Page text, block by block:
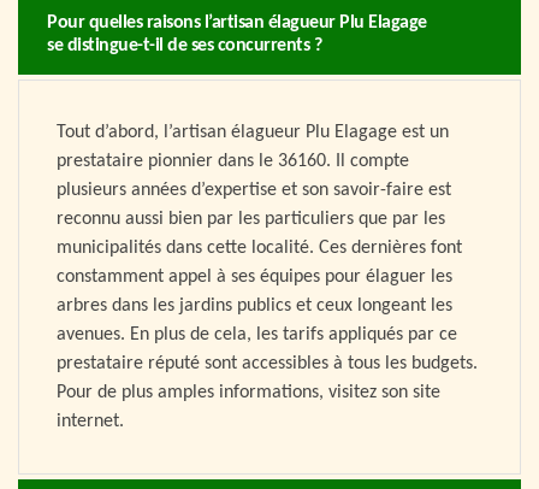
Pour quelles raisons l’artisan élagueur Plu Elagage
se distingue-t-il de ses concurrents ?
Tout d’abord, l’artisan élagueur Plu Elagage est un
prestataire pionnier dans le 36160. Il compte
plusieurs années d’expertise et son savoir-faire est
reconnu aussi bien par les particuliers que par les
municipalités dans cette localité. Ces dernières font
constamment appel à ses équipes pour élaguer les
arbres dans les jardins publics et ceux longeant les
avenues. En plus de cela, les tarifs appliqués par ce
prestataire réputé sont accessibles à tous les budgets.
Pour de plus amples informations, visitez son site
internet.